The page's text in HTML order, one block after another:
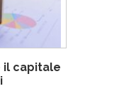
il capitale